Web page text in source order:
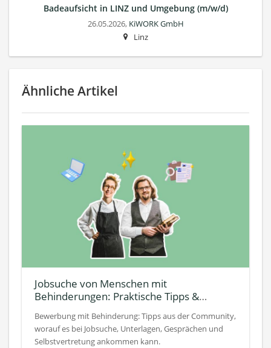
Badeaufsicht in LINZ und Umgebung (m/w/d)
26.05.2026, KiWORK GmbH
Linz
Ähnliche Artikel
Jobsuche von Menschen mit
Behinderungen: Praktische Tipps &
Bewerbung mit Behinderung: Tipps aus der Community,
worauf es bei Jobsuche, Unterlagen, Gesprächen und
Selbstvertretung ankommen kann.